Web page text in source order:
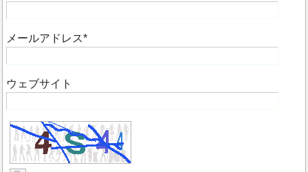
メールアドレス*
ウェブサイト